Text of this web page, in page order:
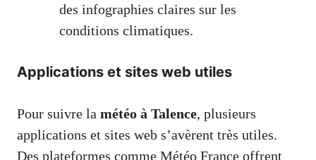
des infographies claires sur les
conditions climatiques.
Applications et sites web utiles
Pour suivre la météo à Talence, plusieurs
applications et sites web s’avèrent très utiles.
Des plateformes comme Météo France offrent